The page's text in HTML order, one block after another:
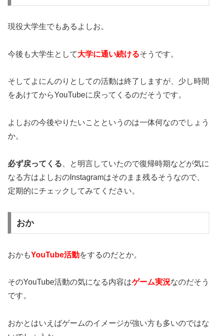
現役大学生でもあるよしお。
今後も大学生として大学に通い続けるそうです。
そしてよにんのりとしての活動は終了しますが、少し時間
をあけてからYouTubeに戻ってくるのだそうです。
よしおの今後やりたいことというのは一体何なのでしょう
か。
必ず戻ってくる 、と明言していたので復帰時期などが気に
なる方はよしおのInstagramはそのまま残るそうなので、
定期的にチェックしてみてください。
おか
おかもYouTube活動をするのだとか。
そのYouTube活動の気になる内容はゲーム実況なのだそう
です。
おかとはいえばゲームのイメージが強い方も多いのではな